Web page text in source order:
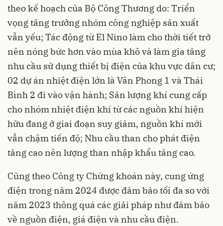
theo kế hoạch của Bộ Công Thương do: Triển
vọng tăng trưởng nhóm công nghiệp sản xuất
vẫn yếu; Tác động từ El Nino làm cho thời tiết trở
nên nóng bức hơn vào mùa khô và làm gia tăng
nhu cầu sử dụng thiết bị điện của khu vực dân cư;
02 dự án nhiệt điện lớn là Vân Phong 1 và Thái
Bình 2 đi vào vận hành; Sản lượng khí cung cấp
cho nhóm nhiệt điện khí từ các nguồn khí hiện
hữu đang ở giai đoạn suy giảm, nguồn khí mới
vẫn chậm tiến độ; Nhu cầu than cho phát điện
tăng cao nên lượng than nhập khẩu tăng cao.
Cũng theo Công ty Chứng khoán này, cung ứng
điện trong năm 2024 được đảm bảo tối đa so với
năm 2023 thông quá các giải pháp như đảm bảo
về nguồn điện, giá điện và nhu cầu điện.